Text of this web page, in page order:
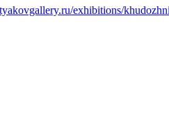
exhibitions/